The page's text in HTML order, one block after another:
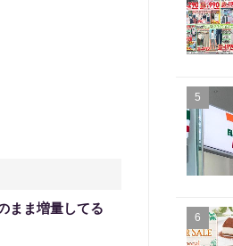
まま増量してる
5
6